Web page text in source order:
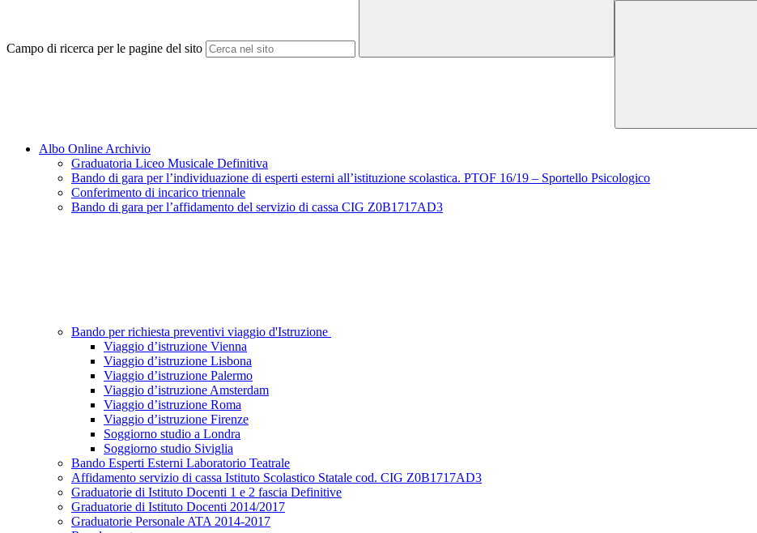
Campo di ricerca per le pagine del sito
Albo Online Archivio
Graduatoria Liceo Musicale Definitiva
Bando di gara per l’individuazione di esperti esterni all’istituzione scolastica. PTOF 16/19 – Sportello Psicologico
Conferimento di incarico triennale
Bando di gara per l’affidamento del servizio di cassa CIG Z0B1717AD3
Bando per richiesta preventivi viaggio d'Istruzione
Viaggio d’istruzione Vienna
Viaggio d’istruzione Lisbona
Viaggio d’istruzione Palermo
Viaggio d’istruzione Amsterdam
Viaggio d’istruzione Roma
Viaggio d’istruzione Firenze
Soggiorno studio a Londra
Soggiorno studio Siviglia
Bando Esperti Esterni Laboratorio Teatrale
Affidamento servizio di cassa Istituto Scolastico Statale cod. CIG Z0B1717AD3
Graduatorie di Istituto Docenti 1 e 2 fascia Definitive
Graduatorie di Istituto Docenti 2014/2017
Graduatorie Personale ATA 2014-2017